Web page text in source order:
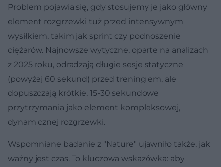
Problem pojawia się, gdy stosujemy je jako główny
element rozgrzewki tuż przed intensywnym
wysiłkiem, takim jak sprint czy podnoszenie
ciężarów. Najnowsze wytyczne, oparte na analizach
z 2025 roku, odradzają długie sesje statyczne
(powyżej 60 sekund) przed treningiem, ale
dopuszczają krótkie, 15-30 sekundowe
przytrzymania jako element kompleksowej,
dynamicznej rozgrzewki.
Wspomniane badanie z "Nature" ujawniło także, jak
ważny jest czas. To kluczowa wskazówka: aby